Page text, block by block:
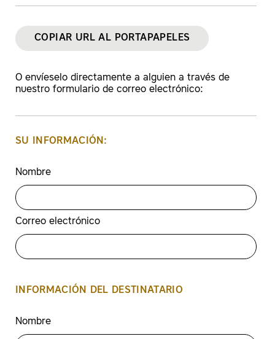
COPIAR URL AL PORTAPAPELES
O envíeselo directamente a alguien a través de
nuestro formulario de correo electrónico:
SU INFORMACIÓN:
Nombre
Correo electrónico
INFORMACIÓN DEL DESTINATARIO
Nombre